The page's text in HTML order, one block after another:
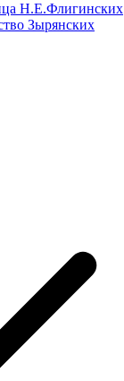
Н.Е.Флигинских
Зырянских